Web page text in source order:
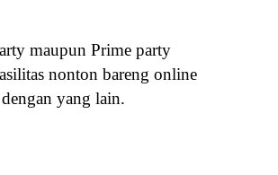
maupun Prime party
nonton bareng online
yang lain.